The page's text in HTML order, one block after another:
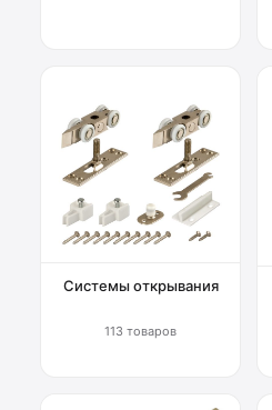
Системы открывания
113 товаров